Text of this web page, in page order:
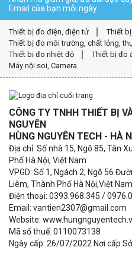
Email của bạn mỗi ngày.
Thiết bị đo điện, điện tử
Thiết
Thiết bị đo môi trường, chất lỏng,
Thiết bị đo nhiệt độ
Thiết bị đo
Máy nội soi, Camera
CÔNG TY TNHH THIẾT BỊ
NGUYÊN
HÙNG NGUYÊN TECH - HÀ
Địa chỉ: Số nhà 15, Ngõ 85, Tân
Phố Hà Nội, Việt Nam
VPGD: Số 1, Ngách 2, Ngõ 56
Liêm, Thành Phố Hà Nội,Việt Nam
Điện thoại: 0393.968.345 /
Email: vantien2307@gmail.com
Website:
Mã số thuế: 0110073138
Ngày cấp: 26/07/2022 Nơi cấp